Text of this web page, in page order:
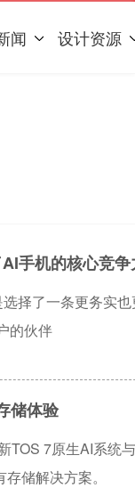
闻 设计资源
手机的核心竞争
择了一条更务实
的伙伴
储体验
TOS 7原生AI系统
储解决方案。